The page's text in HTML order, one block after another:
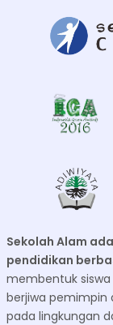
Sekolah Alam
pendidikan
membentuk
berjiwa pemimpin
pada lingkungan